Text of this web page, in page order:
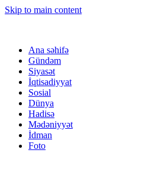
Skip to main content
Ana səhifə
Gündəm
Siyasət
İqtisadiyyat
Sosial
Dünya
Hadisə
Mədəniyyət
İdman
Foto